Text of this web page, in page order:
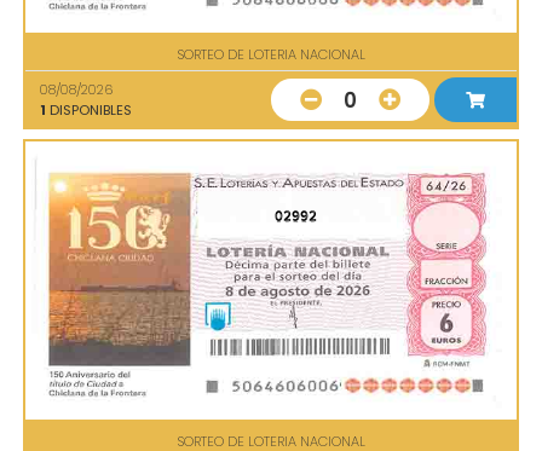
SORTEO DE LOTERIA NACIONAL
08/08/2026
1 DISPONIBLES 0
02992
SORTEO DE LOTERIA NACIONAL